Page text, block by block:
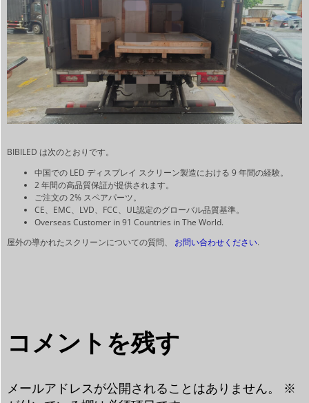
BIBILED は次のとおりです。
中国での LED ディスプレイ スクリーン製造における 9 年間の経験。
2 年間の高品質保証が提供されます。
ご注文の 2% スペアパーツ。
CE、EMC、LVD、FCC、UL認定のグローバル品質基準。
Overseas Customer in 91 Countries in The World.
屋外の導かれたスクリーンについての質問、
お問い合わせください.
コメントを残す
メールアドレスが公開されることはありません。
※